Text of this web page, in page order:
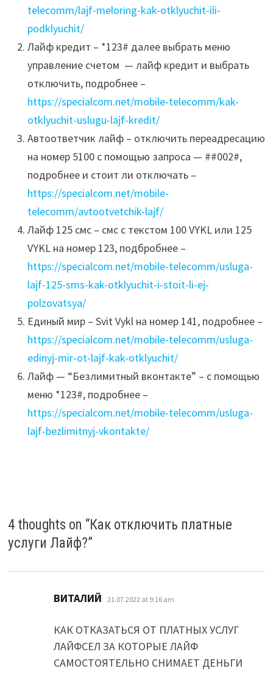
telecomm/lajf-meloring-kak-otklyuchit-ili-
podklyuchit/
Лайф кредит – *123# далее выбрать меню
управление счетом — лайф кредит и выбрать
отключить, подробнее –
https://specialcom.net/mobile-telecomm/kak-
otklyuchit-uslugu-lajf-kredit/
Автоответчик лайф – отключить переадресацию
на номер 5100 с помощью запроса — ##002#,
подробнее и стоит ли отключать –
https://specialcom.net/mobile-
telecomm/avtootvetchik-lajf/
Лайф 125 смс – смс с текстом 100 VYKL или 125
VYKL на номер 123, подбробнее –
https://specialcom.net/mobile-telecomm/usluga-
lajf-125-sms-kak-otklyuchit-i-stoit-li-ej-
polzovatsya/
Единый мир – Svit Vykl на номер 141, подробнее –
https://specialcom.net/mobile-telecomm/usluga-
edinyj-mir-ot-lajf-kak-otklyuchit/
Лайф — “Безлимитный вконтакте” – с помощью
меню *123#, подробнее –
https://specialcom.net/mobile-telecomm/usluga-
lajf-bezlimitnyj-vkontakte/
4 thoughts on “Как отключить платные
услуги Лайф?”
ВИТАЛИЙ says:
21.07.2022 at 9:16 am
КАК ОТКАЗАТЬСЯ ОТ ПЛАТНЫХ УСЛУГ
ЛАЙФСЕЛ ЗА КОТОРЫЕ ЛАЙФ
САМОСТОЯТЕЛЬНО СНИМАЕТ ДЕНЬГИ